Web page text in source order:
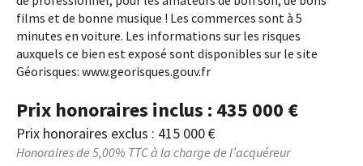
films et de bonne musique ! Les commerces sont à 5
minutes en voiture. Les informations sur les risques
auxquels ce bien est exposé sont disponibles sur le site
Géorisques: www.georisques.gouv.fr
Prix honoraires inclus : 435 000 €
Prix honoraires exclus : 415 000 €
Honoraires de 5,00% TTC à la charge de l’acquéreur